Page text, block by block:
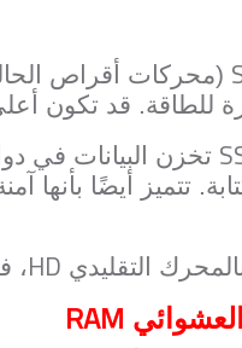
(محركات أقراص
للطاقة. قد تكون
تخزن البيانات في
تتميز أيضًا بأنها
التقليدي HD،
RAM